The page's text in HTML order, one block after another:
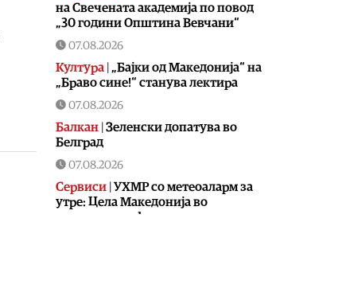
на Свечената академија по повод
„30 години Општина Вевчани“
07.08.2026
Култура | „Бајки од Македонија“ на
„Браво сине!“ станува лектира
07.08.2026
Балкан | Зеленски допатува во
Белград
07.08.2026
Сервиси | УХМР со метеоаларм за
утре: Цела Македонија во
портокалова фаза